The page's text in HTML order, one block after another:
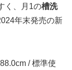
く、月1の槽洗
年末発売の新
/ 標準使